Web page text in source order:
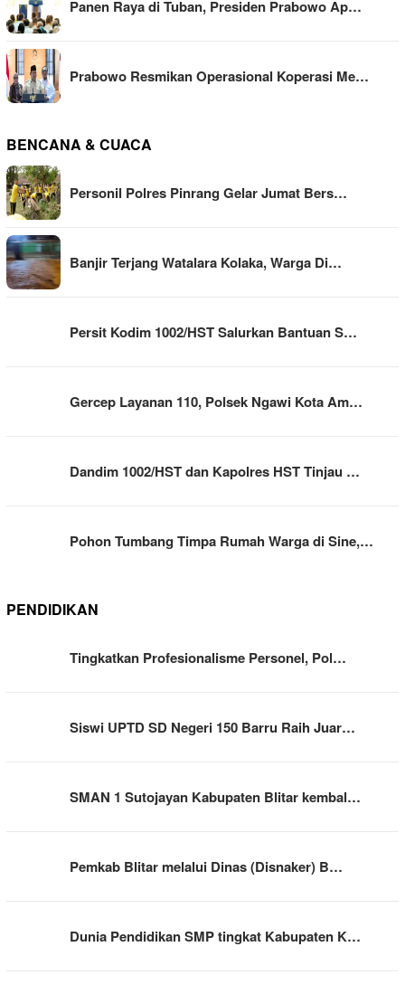
Panen Raya di Tuban, Presiden Prabowo Ap…
Prabowo Resmikan Operasional Koperasi Me…
BENCANA & CUACA
Personil Polres Pinrang Gelar Jumat Bers…
Banjir Terjang Watalara Kolaka, Warga Di…
Persit Kodim 1002/HST Salurkan Bantuan S…
Gercep Layanan 110, Polsek Ngawi Kota Am…
Dandim 1002/HST dan Kapolres HST Tinjau …
Pohon Tumbang Timpa Rumah Warga di Sine,…
PENDIDIKAN
Tingkatkan Profesionalisme Personel, Pol…
Siswi UPTD SD Negeri 150 Barru Raih Juar…
SMAN 1 Sutojayan Kabupaten Blitar kembal…
Pemkab Blitar melalui Dinas (Disnaker) B…
Dunia Pendidikan SMP tingkat Kabupaten K…